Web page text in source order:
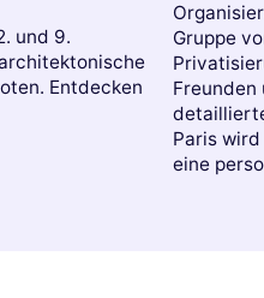
und 9.
Entdecken
Gruppe
Freunden
Paris
eine